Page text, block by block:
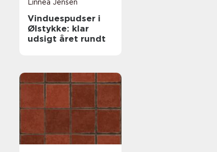
Linnea Jensen
Vinduespudser i
Ølstykke: klar
udsigt året rundt